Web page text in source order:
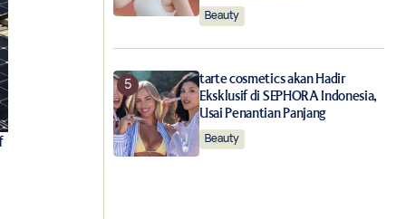
Beauty
tarte cosmetics akan Hadir
Eksklusif di SEPHORA Indonesia,
Usai Penantian Panjang
Beauty